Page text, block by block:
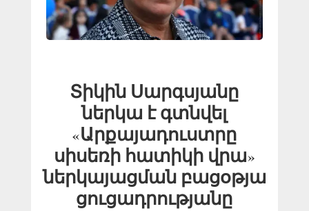
Տիկին Սարգսյանը
ներկա է գտնվել
«Արքայադուստրը
սիսեռի հատիկի վրա»
ներկայացման բացօթյա
ցուցադրությանը